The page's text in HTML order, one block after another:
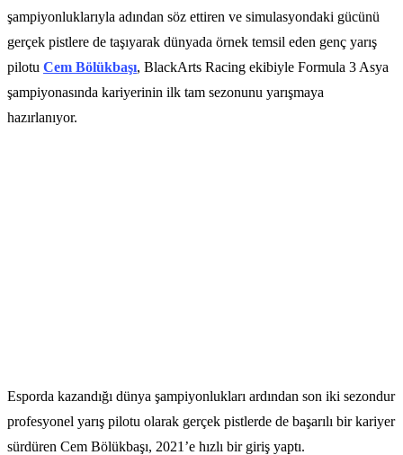
şampiyonluklarıyla adından söz ettiren ve simulasyondaki gücünü
gerçek pistlere de taşıyarak dünyada örnek temsil eden genç yarış
pilotu Cem Bölükbaşı, BlackArts Racing ekibiyle Formula 3 Asya
şampiyonasında kariyerinin ilk tam sezonunu yarışmaya
hazırlanıyor.
Esporda kazandığı dünya şampiyonlukları ardından son iki sezondur
profesyonel yarış pilotu olarak gerçek pistlerde de başarılı bir kariyer
sürdüren Cem Bölükbaşı, 2021’e hızlı bir giriş yaptı.